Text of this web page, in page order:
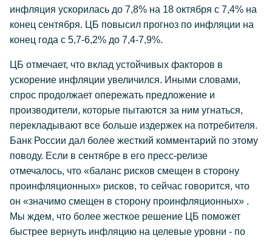
инфляция ускорилась до 7,8% на 18 октября с 7,4% на
конец сентября. ЦБ повысил прогноз по инфляции на
конец года с 5,7-6,2% до 7,4-7,9%.
ЦБ отмечает, что вклад устойчивых факторов в
ускорение инфляции увеличился. Иными словами,
спрос продолжает опережать предложение и
производители, которые пытаются за ним угнаться,
перекладывают все больше издержек на потребителя.
Банк России дал более жесткий комментарий по этому
поводу. Если в сентябре в его пресс-релизе
отмечалось, что «баланс рисков смещен в сторону
проинфляционных» рисков, то сейчас говорится, что
он «значимо смещен в сторону проинфляционных» .
Мы ждем, что более жесткое решение ЦБ поможет
быстрее вернуть инфляцию на целевые уровни - по